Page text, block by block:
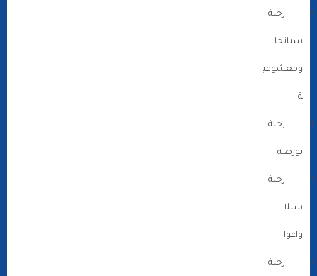
رحلة
سبانجا
ومعشوقي
ة
رحلة
بورصة
رحلة
شيلا
واغوا
رحلة